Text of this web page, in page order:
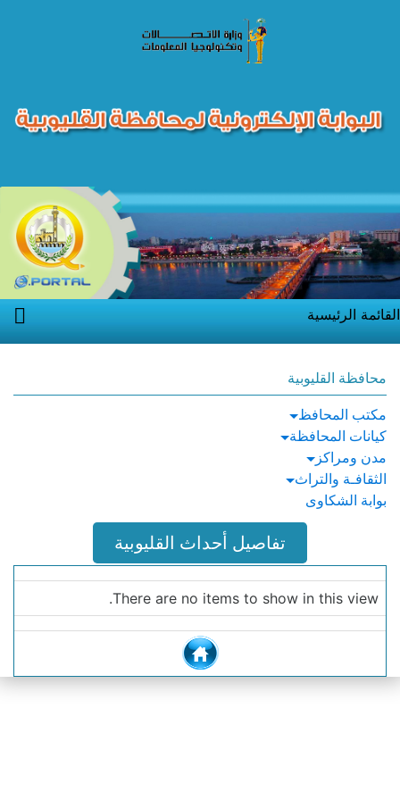
القائمة الرئيسية
محافظة القليوبية
مكتب المحافظ
كيانات المحافظة
مدن ومراكز
الثقافـة والتراث
بوابة الشكاوى
تفاصيل أحداث القليوبية
There are no items to show in this view.